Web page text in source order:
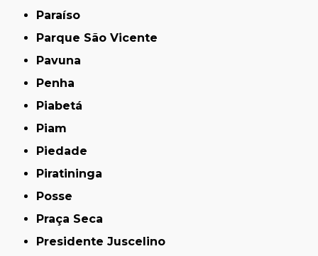
Paraíso
Parque São Vicente
Pavuna
Penha
Piabetá
Piam
Piedade
Piratininga
Posse
Praça Seca
Presidente Juscelino